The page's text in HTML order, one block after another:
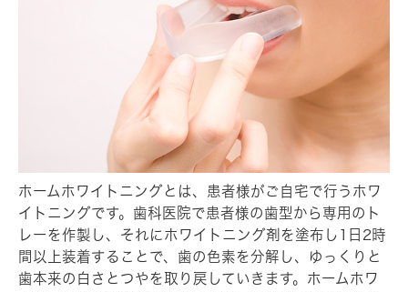
ホームホワイトニングとは、患者様がご自宅で行うホワ
イトニングです。歯科医院で患者様の歯型から専用のト
レーを作製し、それにホワイトニング剤を塗布し1日2時
間以上装着することで、歯の色素を分解し、ゆっくりと
歯本来の白さとつやを取り戻していきます。ホームホワ